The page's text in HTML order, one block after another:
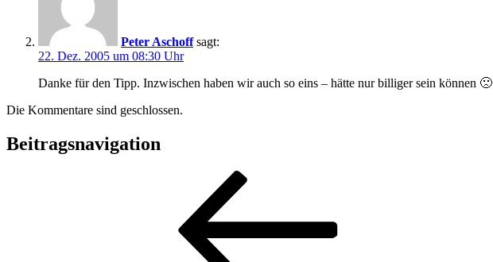
Peter Aschoff sagt:
22. Dez. 2005 um 08:30 Uhr
Danke für den Tipp. Inzwischen haben wir auch so eins – hätte nur billiger sein können 🙁
Die Kommentare sind geschlossen.
Beitragsnavigation